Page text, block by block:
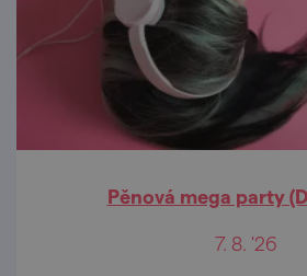
Pěnová mega party
7. 8. '26